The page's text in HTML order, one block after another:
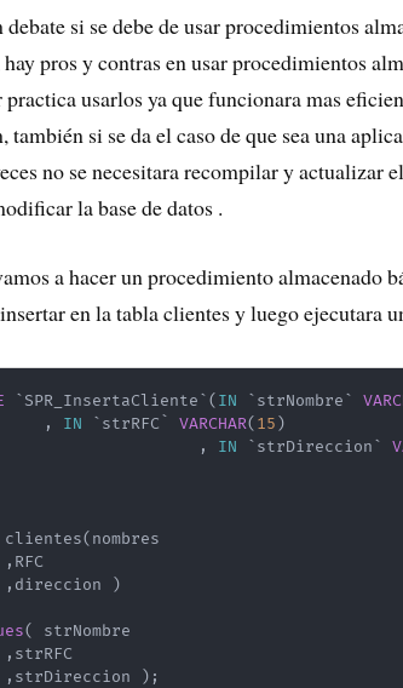
si se debe de usar procedimientos
pros y contras en usar procedimientos
usarlos ya que funcionara mas
también si se da el caso de que sea una
no se necesitara recompilar y actualizar
la base de datos .
a hacer un procedimiento almacenado
en la tabla clientes y luego ejecutara
`SPR_InsertaCliente`( IN `strNombre`
,
IN `strRFC VARCHAR( 15 )
,
IN `strDireccion`
clientes( nombres
, RFC
, direccion )
(
strNombre
, strRFC
, strDireccion ) ;